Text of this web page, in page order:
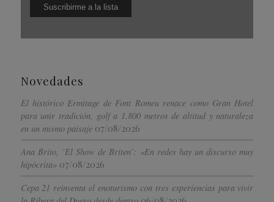
Novedades
El histórico Ermitage de Font Romeu renace como Gran Hotel
para unir tradición, golf a 1.800 metros de altitud y naturaleza
en un mismo paisaje 07/08/2026
Ana Brito, ‘El Show de Briten’: «En redes hay un discurso muy
hipócrita» 07/08/2026
Cepa 21 reinventa el enoturismo con tres experiencias para vivir